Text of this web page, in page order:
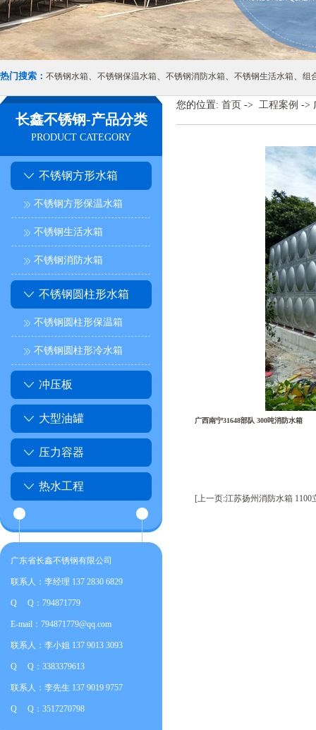
热门搜索： 不锈钢水箱、 不锈钢保温水箱、 不锈钢消防水箱、 不锈钢生活水箱、 组
长鑫不锈钢-产品分类
PRODUCT CATEGORY
不锈钢方形水箱
不锈钢方形保温水箱
不锈钢生活水箱
不锈钢消防水箱
不锈钢圆柱形水箱
不锈钢圆柱形保温箱
不锈钢圆柱形冷水箱
冲压板
大型油罐
压力容器
热水工程
广东省长鑫不锈钢有限公司
联系人：李经理 137 2830 6829
Q Q：794871779
E-mail：794871779@qq.com
联系人：李小姐 137 9013 3093
Q Q：3383379613
联系人：李先生 137 9019 9757
Q Q：3517270798
您的位置: 首页 -> 工程案例 ->
广西南宁31648部队 300吨消防水箱
[上一页:江苏扬州消防水箱 1100